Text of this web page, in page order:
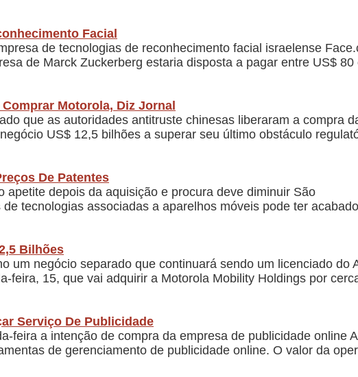
Facial
de tecnologias de reconhecimento facial israelense
de Marck Zuckerberg estaria disposta a pagar entre US$ 80
Motorola, Diz Jornal
que as autoridades antitruste chinesas liberaram a compra
US$ 12,5 bilhões a superar seu último obstáculo
De Patentes
depois da aquisição e procura deve diminuir São
tecnologias associadas a aparelhos móveis pode ter
Bilhões
um negócio separado que continuará sendo um licenciado do
feira, 15, que vai adquirir a Motorola Mobility Holdings por
Serviço De Publicidade
feira a intenção de compra da empresa de publicidade online
de gerenciamento de publicidade online. O valor da